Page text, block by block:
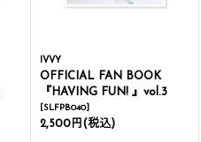
IVVY
OFFICIAL FAN BOOK
『HAVING FUN! 』vol.3
[SLFPB040]
2,500円 (税込)